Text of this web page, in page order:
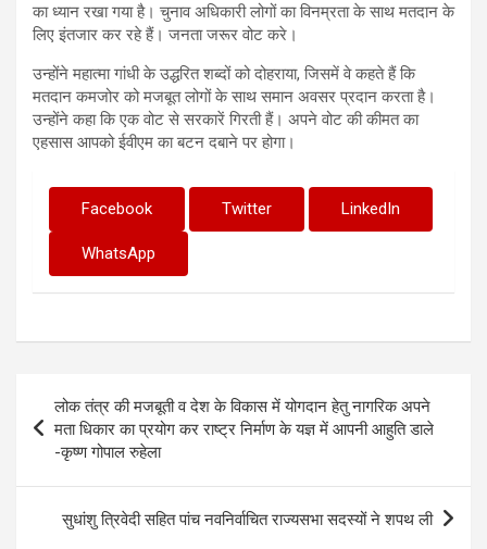
का ध्यान रखा गया है। चुनाव अधिकारी लोगों का विनम्रता के साथ मतदान के
लिए इंतजार कर रहे हैं। जनता जरूर वोट करे।
उन्होंने महात्मा गांधी के उद्धरित शब्दों को दोहराया, जिसमें वे कहते हैं कि
मतदान कमजोर को मजबूत लोगों के साथ समान अवसर प्रदान करता है।
उन्होंने कहा कि एक वोट से सरकारें गिरती हैं। अपने वोट की कीमत का
एहसास आपको ईवीएम का बटन दबाने पर होगा।
Facebook Twitter LinkedIn
WhatsApp
Post
navigation
लोक तंत्र की मजबूती व देश के विकास में योगदान हेतु नागरिक अपने
मता धिकार का प्रयोग कर राष्ट्र निर्माण के यज्ञ में आपनी आहुति डाले
-कृष्ण गोपाल रुहेला
सुधांशु त्रिवेदी सहित पांच नवनिर्वाचित राज्यसभा सदस्यों ने शपथ ली